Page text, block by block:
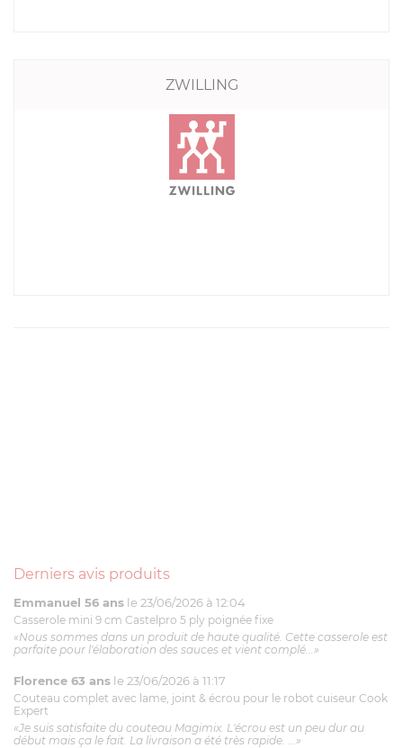
ZWILLING
Derniers avis produits
Emmanuel 56 ans le 23/06/2026 à 12:04
Casserole mini 9 cm Castelpro 5 ply poignée fixe
«Nous sommes dans un produit de haute qualité. Cette casserole est
parfaite pour l'élaboration des sauces et vient complé...»
Florence 63 ans le 23/06/2026 à 11:17
Couteau complet avec lame, joint & écrou pour le robot cuiseur Cook
Expert
«Je suis satisfaite du couteau Magimix. L'écrou est un peu dur au
début mais ça le fait. La livraison a été très rapide. ...»